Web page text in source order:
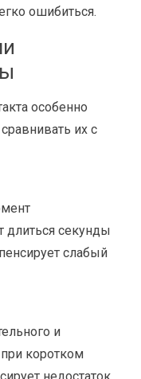
ошибиться.
особенно
их с
длиться секунды
слабый
и
коротком